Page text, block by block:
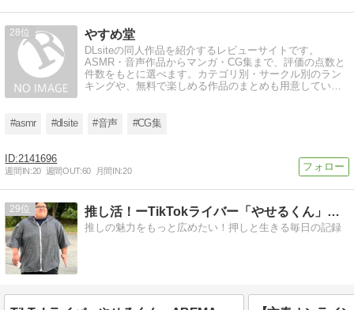
28 やすめ堂
DLsiteの同人作品を紹介するレビューサイトです。
ASMR・音声作品からマンガ・CG集まで、評価の点数と
件数をもとに選べます。カテゴリ別・サークル別のラン
キングや、無料で楽しめる作品のまとめも用意していま
#asmr #dlsite #音声 #CG集
2141696
週間IN:20 週間OUT:60 月間IN:20
29 推し活！ーTikTokライバー「やせるくん」応援ブログ
推しの魅力をもっと広めたい！押しと生きる毎日の記録